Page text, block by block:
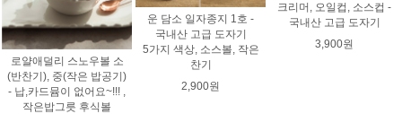
로얄애덜리 스노우볼 소
(반찬기), 중(작은 밥공기)
- 납,카드뮴이 없어요~!!! ,
작은밥그릇 후식볼
운 담소 일자종지 1호 -
국내산 고급 도자기
5가지 색상, 소스볼, 작은
찬기
2,900원
크리머, 오일컵, 소스컵 -
국내산 고급 도자기
3,900원